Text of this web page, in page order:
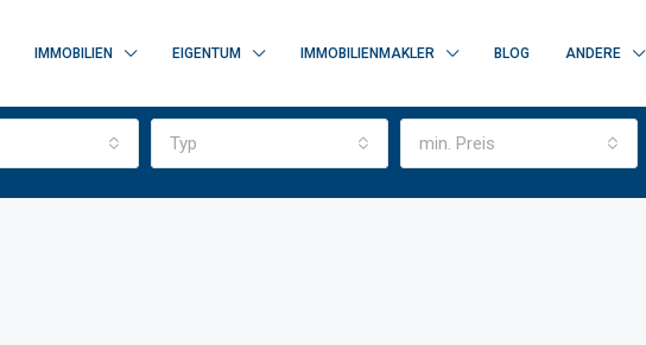
IMMOBILIEN EIGENTUM IMMOBILIENMAKLER BLOG ANDERE
Typ min. Preis